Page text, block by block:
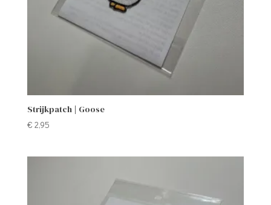
Strijkpatch | Goose
€ 2,95